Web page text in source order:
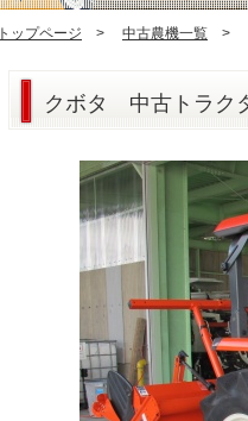
トップページ > 中古農機一覧 >
クボタ 中古ト